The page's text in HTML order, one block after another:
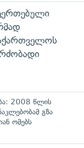
2008 წლის
გზა
ომებს